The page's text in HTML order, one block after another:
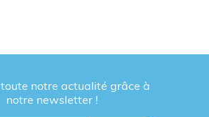
toute notre actualité grâce à
notre newsletter !